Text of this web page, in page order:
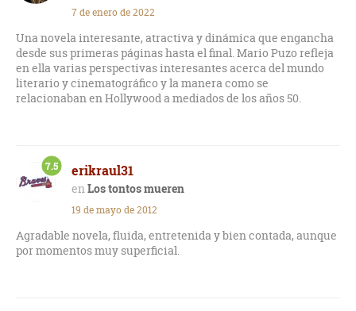
7 de enero de 2022
Una novela interesante, atractiva y dinámica que engancha
desde sus primeras páginas hasta el final. Mario Puzo refleja
en ella varias perspectivas interesantes acerca del mundo
literario y cinematográfico y la manera como se
relacionaban en Hollywood a mediados de los años 50.
erikraul31
Los tontos mueren
7.5
19 de mayo de 2012
Agradable novela, fluida, entretenida y bien contada, aunque
por momentos muy superficial.